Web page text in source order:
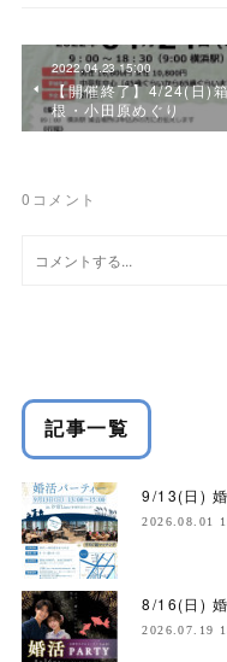
2022.04.23 15:00
【開催終了】4/24(日)
根・小田原めぐり
0 コメント
記事一覧
9/13(日)
2026.08.01
8/16(日) 婚
2026.07.19